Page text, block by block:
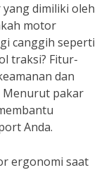
dimiliki oleh
motor
canggih seperti
traksi? Fitur-
dan
Menurut pakar
Anda.
ergonomi saat